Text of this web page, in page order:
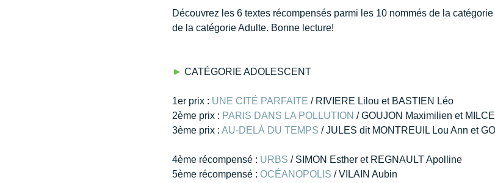
Découvrez les 6 textes récompensés parmi les 10 nommés de la
de la catégorie Adulte. Bonne lecture!
► CATÉGORIE ADOLESCENT
​1er prix : UNE CITÉ PARFAITE / RIVIERE Lilou et BASTIEN Léo
2ème prix : PARIS DANS LA POLLUTION / GOUJON Maximilien et
3ème prix : AU-DELÀ DU TEMPS / JULES dit MONTREUIL Lou Ann et
4ème récompensé : URBS / SIMON Esther et REGNAULT Apolline
5ème récompensé : OCÉANOPOLIS / VILAIN Aubin